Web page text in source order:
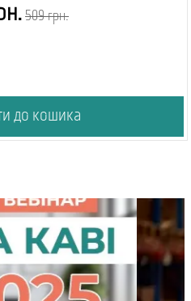
509 грн.
до кошика
для оптових покупців